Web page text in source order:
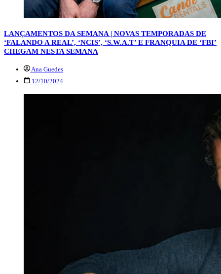
LANÇAMENTOS DA SEMANA | NOVAS TEMPORADAS DE
‘FALANDO A REAL’, ‘NCIS’, ‘S.W.A.T’ E FRANQUIA DE ‘FBI’
CHEGAM NESTA SEMANA
Ana Guedes
12/10/2024